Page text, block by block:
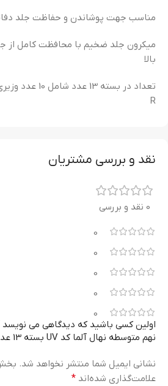
مناسب جهت پوشاندن و حفاظت جلد
میکرون جلد ضخیم با محافظت کامل از
بالا
R
نقد و بررسی مشتریان
0 نقد و بررسی
0
0
0
0
0
اولین کسی باشید که دیدگاهی می نویسد
نهم متوسطه نهال آلما کد UV بسته 13 عددی”
نشانی ایمیل شما منتشر نخواهد شد.
علامت‌گذاری شده‌اند *